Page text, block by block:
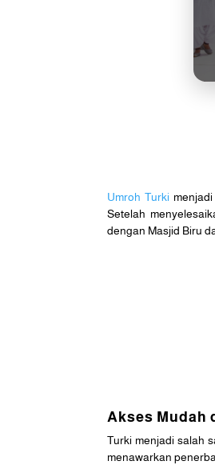
Umroh Turki
Setelah
dengan Masjid Biru
Akses Mudah
Turki menjadi salah
menawarkan